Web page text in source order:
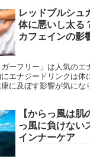
レッドブルシュ
体に悪いし太る
カフェインの影
ガーフリー」は人気のエ
エナジードリンクは体
に及ぼす影響が気にな
【からっ風は肌
っ風に負けない
インナーケア